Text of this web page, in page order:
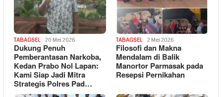
TABAGSEL 20 Mei 2026
Dukung Penuh
Pemberantasan Narkoba,
Kedan Prabo Nol Lapan:
Kami Siap Jadi Mitra
Strategis Polres Pad…
TABAGSEL 2 Mei 2026
Filosofi dan Makna
Mendalam di Balik
Manortor Parmasak pada
Resepsi Pernikahan